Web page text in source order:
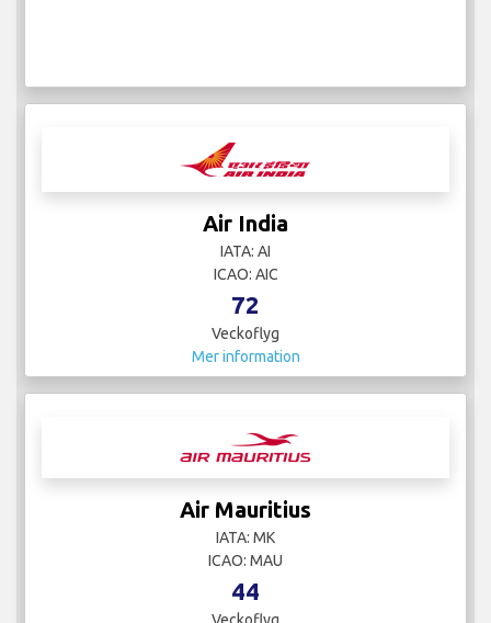
Air India
IATA: AI
ICAO: AIC
72
Veckoflyg
Mer information
Air Mauritius
IATA: MK
ICAO: MAU
44